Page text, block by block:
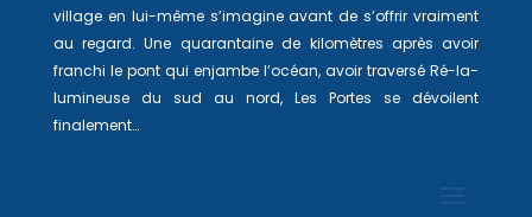
village en lui-même s’imagine avant de s’offrir vraiment
au regard. Une quarantaine de kilomètres après avoir
franchi le pont qui enjambe l’océan, avoir traversé Ré-la-
lumineuse du sud au nord, Les Portes se dévoilent
finalement…